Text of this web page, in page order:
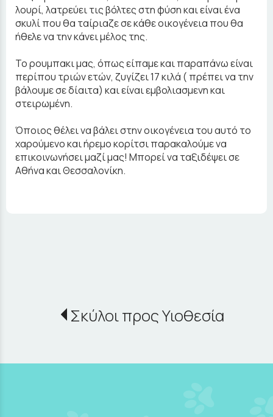
λουρί, λατρεύει τις βόλτες στη φύση και είναι ένα
σκυλί που θα ταίριαζε σε κάθε οικογένεια που θα
ήθελε να την κάνει μέλος της.
Το ρουμπακι μας, όπως είπαμε και παραπάνω είναι
περίπου τριών ετών, ζυγίζει 17 κιλά ( πρέπει να την
βάλουμε σε δίαιτα) και είναι εμβολιασμενη και
στειρωμένη.
Όποιος θέλει να βάλει στην οικογένεια του αυτό το
χαρούμενο και ήρεμο κορίτσι παρακαλούμε να
επικοινωνήσει μαζί μας! Μπορεί να ταξιδέψει σε
Αθήνα και Θεσσαλονίκη.
Σκύλοι προς Υιοθεσία